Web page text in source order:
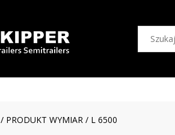
/ PRODUKT WYMIAR / L 6500